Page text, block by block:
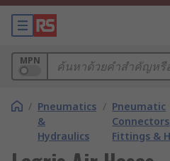
MPN
/ Pneumatics
&
Hydraulics
/ Pneumatic
Fittings &